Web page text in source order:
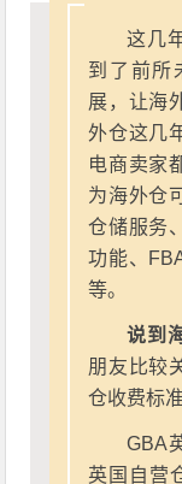
这几
到了前所
展，让海
外仓这几
电商卖家
为海外仓
仓储服务
功能、
等。
说到
朋友比较
仓收费标准
GBA
英国自营